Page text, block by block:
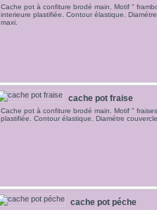
Cache pot à confiture brodé main. Motif "
interieure plastifiée. Contour élastique.
maxi.
cache pot fraise
Cache pot à confiture brodé main. Motif "
plastifiée. Contour élastique. Diamétre
cache pot péche